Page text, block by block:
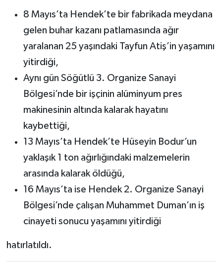
8 Mayıs’ta Hendek’te bir fabrikada meydana
gelen buhar kazanı patlamasında ağır
yaralanan 25 yaşındaki Tayfun Atiş’in yaşamını
yitirdiği,
Aynı gün Söğütlü 3. Organize Sanayi
Bölgesi’nde bir işçinin alüminyum pres
makinesinin altında kalarak hayatını
kaybettiği,
13 Mayıs’ta Hendek’te Hüseyin Bodur’un
yaklaşık 1 ton ağırlığındaki malzemelerin
arasında kalarak öldüğü,
16 Mayıs’ta ise Hendek 2. Organize Sanayi
Bölgesi’nde çalışan Muhammet Duman’ın iş
cinayeti sonucu yaşamını yitirdiği
hatırlatıldı.